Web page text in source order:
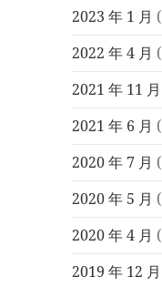
2023 年 1 月
2022 年 4 月
2021 年 11 月
2021 年 6 月
2020 年 7 月
2020 年 5 月
2020 年 4 月
2019 年 12 月